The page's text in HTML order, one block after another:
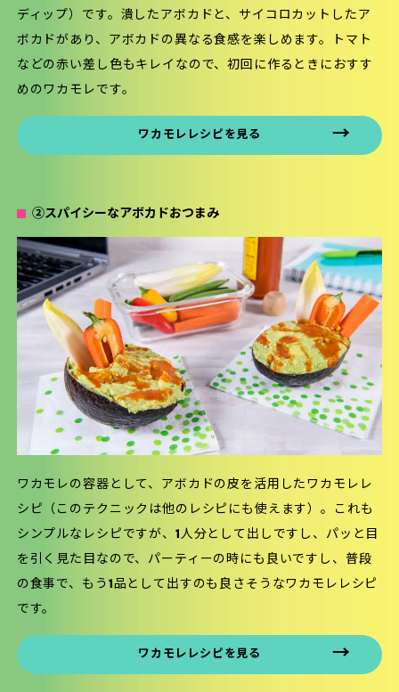
ディップ）です。潰したアボカドと、サイコロカットしたア
ボカドがあり、アボカドの異なる食感を楽しめます。トマト
などの赤い差し色もキレイなので、初回に作るときにおすす
めのワカモレです。
ワカモレレシピを見る
②スパイシーなアボカドおつまみ
ワカモレの容器として、アボカドの皮を活用したワカモレレ
シピ（このテクニックは他のレシピにも使えます）。これも
シンプルなレシピですが、1人分として出しですし、パッと目
を引く見た目なので、パーティーの時にも良いですし、普段
の食事で、もう1品として出すのも良さそうなワカモレレシピ
です。
ワカモレレシピを見る